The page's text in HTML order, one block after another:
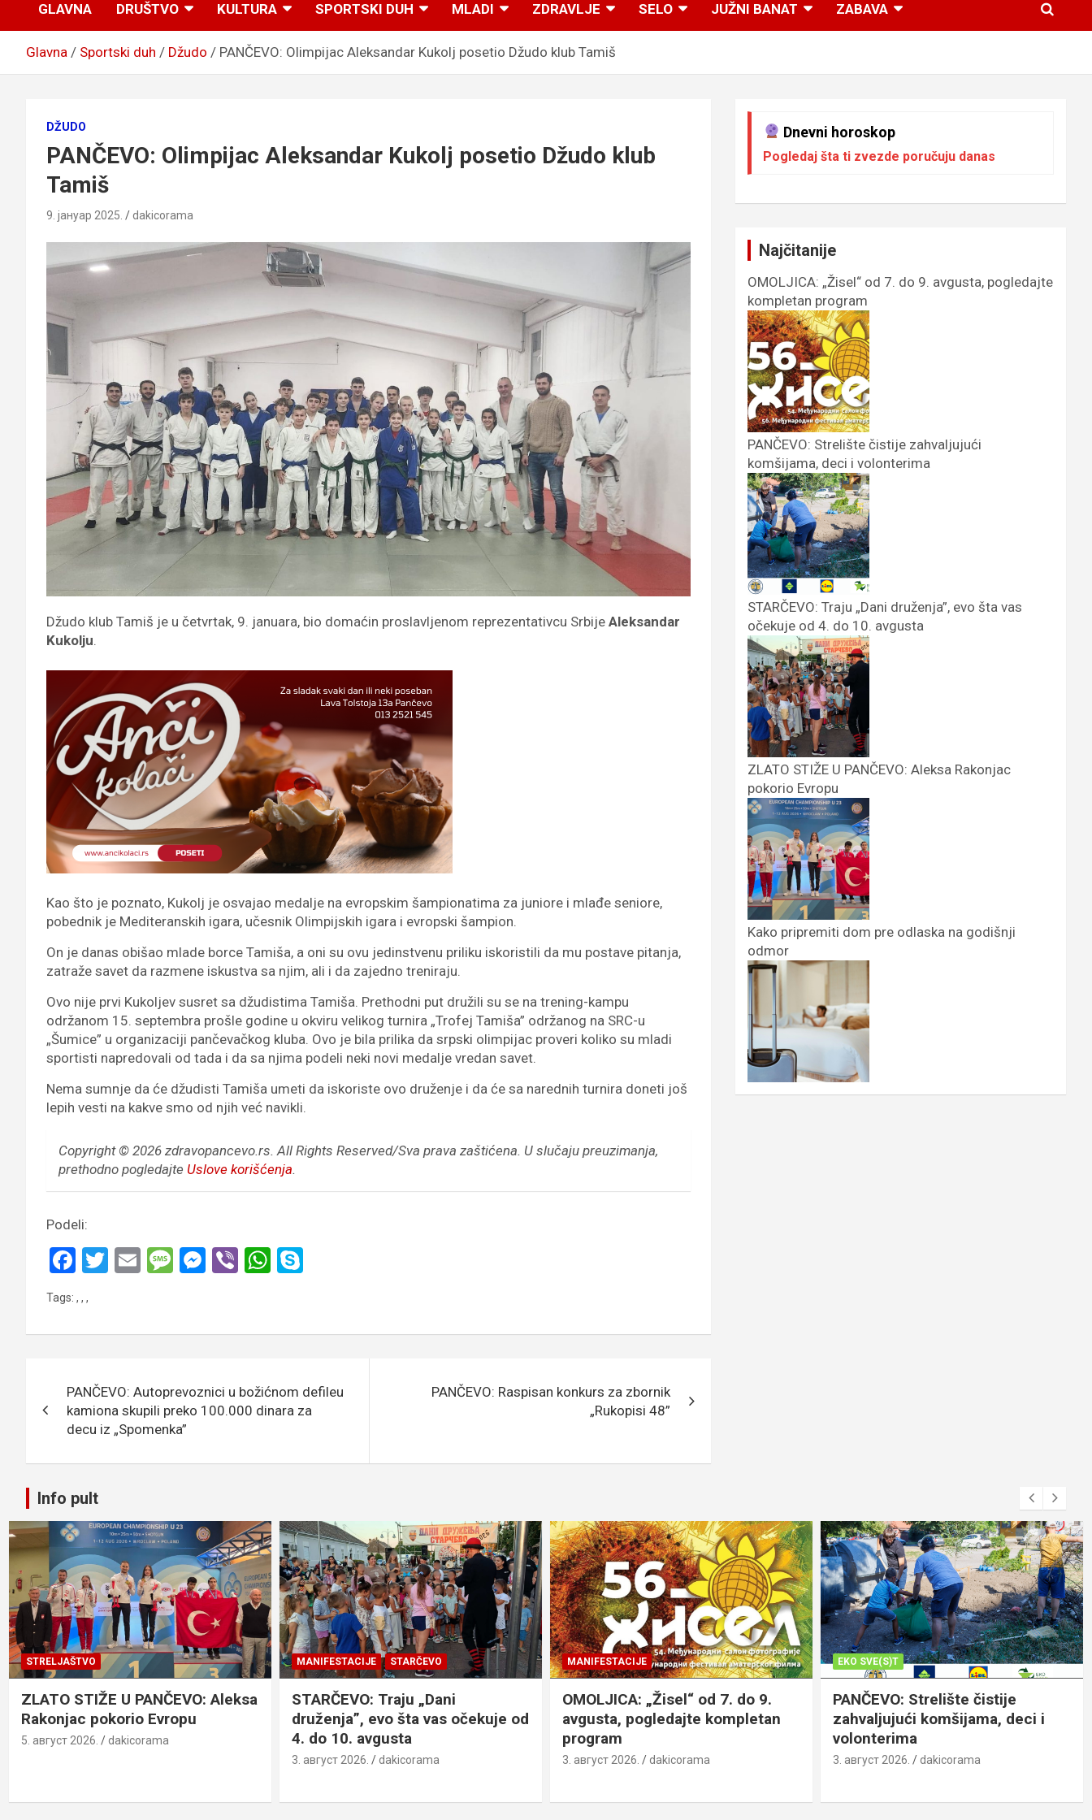
GLAVNA DRUŠTVO KULTURA SPORTSKI DUH MLADI ZDRAVLJE SELO JUŽNI BANAT ZABAVA
Glavna Sportski duh Džudo PANČEVO: Olimpijac Aleksandar Kukolj posetio Džudo klub Tamiš
DŽUDO
PANČEVO: Olimpijac Aleksandar Kukolj posetio Džudo klub
Tamiš
9. јануар 2025. dakicorama
Džudo klub Tamiš je u četvrtak, 9. januara, bio domaćin proslavljenom reprezentativcu Srbije Aleksandar
Kukolju.
Kao što je poznato, Kukolj je osvajao medalje na evropskim šampionatima za juniore i mlađe seniore,
pobednik je Mediteranskih igara, učesnik Olimpijskih igara i evropski šampion.
On je danas obišao mlade borce Tamiša, a oni su ovu jedinstvenu priliku iskoristili da mu postave pitanja,
zatraže savet da razmene iskustva sa njim, ali i da zajedno treniraju.
Ovo nije prvi Kukoljev susret sa džudistima Tamiša. Prethodni put družili su se na trening-kampu
održanom 15. septembra prošle godine u okviru velikog turnira „Trofej Tamiša” održanog na SRC-u
„Šumice” u organizaciji pančevačkog kluba. Ovo je bila prilika da srpski olimpijac proveri koliko su mladi
sportisti napredovali od tada i da sa njima podeli neki novi medalje vredan savet.
Nema sumnje da će džudisti Tamiša umeti da iskoriste ovo druženje i da će sa narednih turnira doneti još
lepih vesti na kakve smo od njih već navikli.
Copyright © 2026 zdravopancevo.rs. All Rights Reserved/Sva prava zaštićena. U slučaju preuzimanja,
prethodno pogledajte Uslove korišćenja.
Podeli:
F
ce
b
o
k
T
er
E
M
a
e
M
n
er
Vi W
s
p
p
e
Tags: , , ,
чланка
PANČEVO: Autoprevoznici u božićnom defileu
kamiona skupili preko 100.000 dinara za
decu iz „Spomenka”
PANČEVO: Raspisan konkurs za zbornik
„Rukopisi 48”
Dnevni horoskop
Pogledaj šta ti zvezde poručuju danas
Najčitanije
OMOLJICA: „Žisel“ od 7. do 9. avgusta, pogledajte
kompletan program
PANČEVO: Strelište čistije zahvaljujući
komšijama, deci i volonterima
STARČEVO: Traju „Dani druženja”, evo šta vas
očekuje od 4. do 10. avgusta
ZLATO STIŽE U PANČEVO: Aleksa Rakonjac
pokorio Evropu
Kako pripremiti dom pre odlaska na godišnji
odmor
Info pult
STRELJAŠTVO
ZLATO STIŽE U PANČEVO: Aleksa
Rakonjac pokorio Evropu
5. август 2026. dakicorama
MANIFESTACIJE STARČEVO
STARČEVO: Traju „Dani
druženja”, evo šta vas očekuje od
4. do 10. avgusta
3. август 2026. dakicorama
MANIFESTACIJE
OMOLJICA: „Žisel“ od 7. do 9.
avgusta, pogledajte kompletan
program
3. август 2026. dakicorama
EKO SVE(S)T
PANČEVO: Strelište čistije
zahvaljujući komšijama, deci i
volonterima
3. август 2026. dakicorama